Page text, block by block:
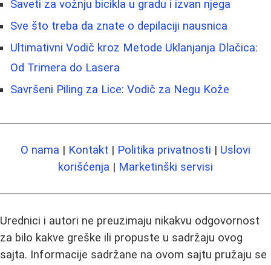
Saveti za vožnju bicikla u gradu i izvan njega
Sve što treba da znate o depilaciji nausnica
Ultimativni Vodič kroz Metode Uklanjanja Dlačica:
Od Trimera do Lasera
Savršeni Piling za Lice: Vodič za Negu Kože
O nama | Kontakt | Politika privatnosti | Uslovi
korišćenja | Marketinški servisi
Urednici i autori ne preuzimaju nikakvu odgovornost
za bilo kakve greške ili propuste u sadržaju ovog
sajta. Informacije sadržane na ovom sajtu pružaju se